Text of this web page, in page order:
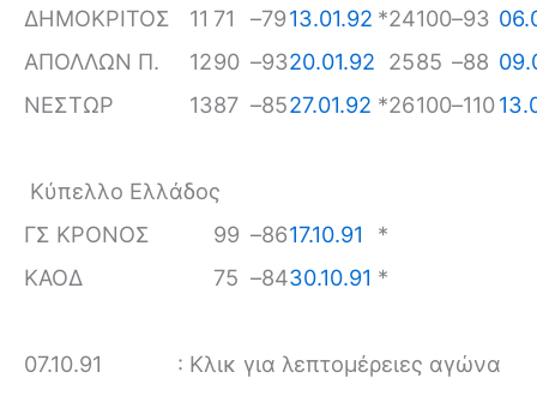
ΔΗΜΟΚΡΙΤΟΣ
11 71 –7913.01.92 *24100–93
ΑΠΟΛΛΩΝ Π.
1290 –9320.01.92 2585 –88
ΝΕΣΤΩΡ
1387 –8527.01.92 *26100–110
Κύπελλο Ελλάδος
ΓΣ ΚΡΟΝΟΣ
99 –8617.10.91
*
ΚΑΟΔ
75 –8430.10.91 *
07.10.91 : Κλικ για λεπτομέρειες αγώνα